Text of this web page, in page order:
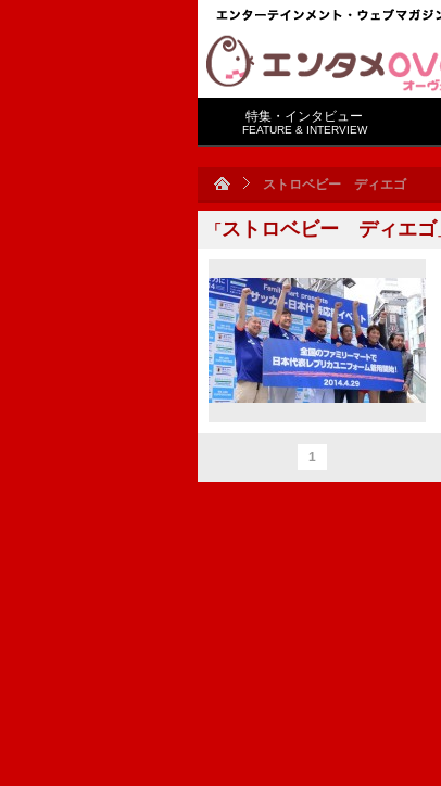
特集・インタビュー
FEATURE & INTERVIEW
ストロベビー ディエゴ
「ストロベビー ディエゴ
1